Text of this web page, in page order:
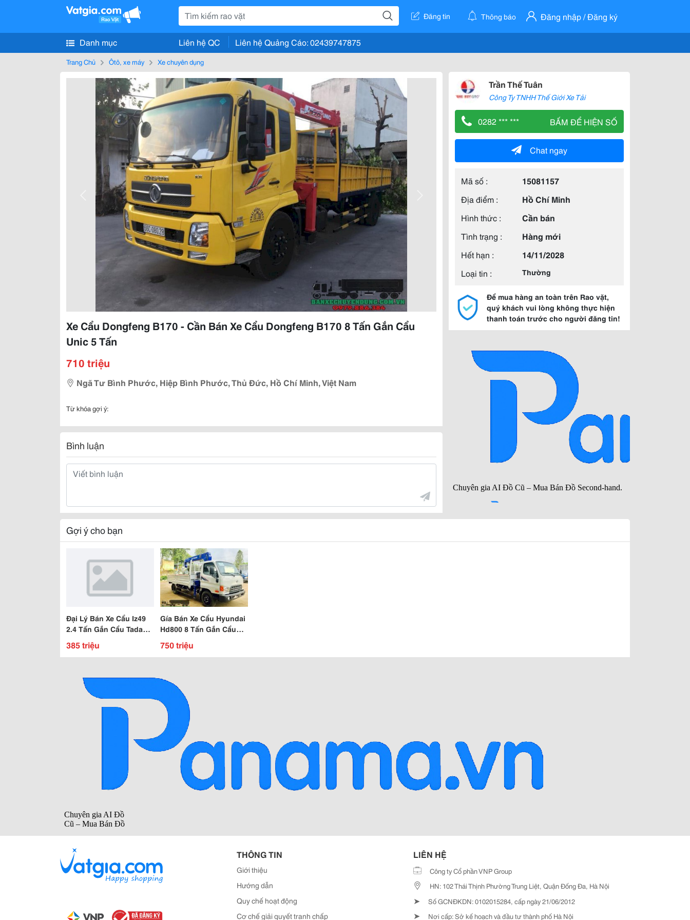
Đăng tin Thông báo Đăng nhập / Đăng ký
Danh mục Liên hệ QC Liên hệ Quảng Cáo: 02439747875
Trang Chủ Ôtô, xe máy Xe chuyên dụng
Xe Cẩu Dongfeng B170 - Cần Bán Xe Cẩu Dongfeng B170 8 Tấn Gắn Cẩu
Unic 5 Tấn
710 triệu
Ngã Tư Bình Phước, Hiệp Bình Phước, Thủ Đức, Hồ Chí Minh, Việt Nam
Từ khóa gợi ý:
Bình luận
Trần Thế Tuân
Công Ty TNHH Thế Giới Xe Tải
0282 *** *** BẤM ĐỂ HIỆN SỐ
Chat ngay
Mã số :
15081157
Địa điểm :
Hồ Chí Minh
Hình thức :
Cần bán
Tình trạng :
Hàng mới
Hết hạn :
14/11/2028
Loại tin :
Thường
Để mua hàng an toàn trên Rao vặt,
quý khách vui lòng không thực hiện
thanh toán trước cho người đăng tin!
Gợi ý cho bạn
Đại Lý Bán Xe Cẩu Iz49
2.4 Tấn Gắn Cẩu Tadano
2 Tấn 3 Khúc Hỗ Trợ Vay
Nh 90%
385 triệu
Gía Bán Xe Cẩu Hyundai
Hd800 8 Tấn Gắn Cẩu
Tadano 3 Tấn 4 Khúc
Mới 100% Trả Góp
750 triệu
THÔNG TIN
Giới thiệu
Hướng dẫn
Quy chế hoạt động
Cơ chế giải quyết tranh chấp
LIÊN HỆ
Công ty Cổ phần VNP Group
HN: 102 Thái Thịnh Phường Trung Liệt, Quận Đống Đa, Hà Nội
➤ Số GCNĐKDN: 0102015284, cấp ngày 21/06/2012
➤ Nơi cấp: Sở kế hoạch và đầu tư thành phố Hà Nội